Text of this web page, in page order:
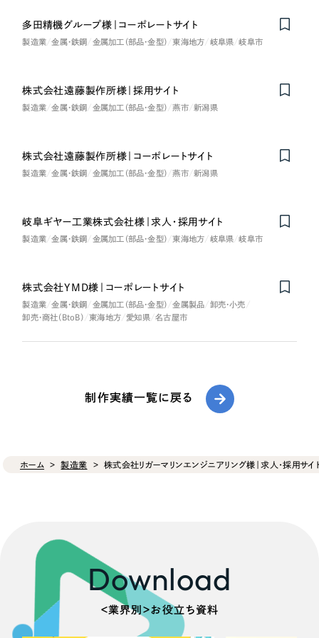
多田精機グループ様｜コーポレートサイト
製造業 金属・鉄鋼 金属加工（部品・金型） 東海地方 岐阜県 岐阜市
株式会社遠藤製作所様｜採用サイト
製造業 金属・鉄鋼 金属加工（部品・金型） 燕市 新潟県
株式会社遠藤製作所様｜コーポレートサイト
製造業 金属・鉄鋼 金属加工（部品・金型） 燕市 新潟県
岐阜ギヤー工業株式会社様｜求人・採用サイト
製造業 金属・鉄鋼 金属加工（部品・金型） 東海地方 岐阜県 岐阜市
株式会社YMD様｜コーポレートサイト
製造業 金属・鉄鋼 金属加工（部品・金型） 金属製品
卸売・小売
卸売・商社（BtoB）
東海地方 愛知県 名古屋市
制作実績一覧に戻る
ホーム 製造業 株式会社リガーマリンエンジニアリング様｜求人・採用サイ
Download
＜業界別＞お役立ち資料